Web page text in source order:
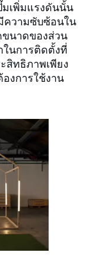
เพิ่มแรงดันนั้น
ความซับซ้อนใน
ขนาดของส่วน
ในการติดตั้งที่
สิทธิภาพเพียง
งการใช้งาน